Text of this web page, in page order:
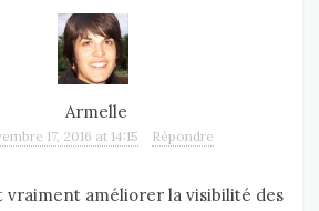
Armelle
17, 2016 at 14:15 Répondre
vraiment améliorer la visibilité des